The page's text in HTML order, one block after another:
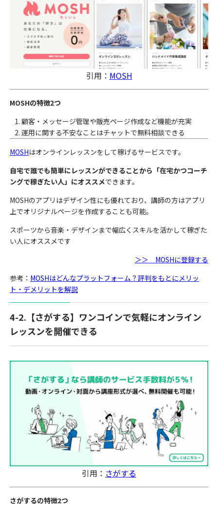
引用： MOSH
MOSHの特徴2つ
顧客・メッセージ管理や販売ページ作成など機能が充実
運用に関する不安なことはチャットで無料相談できる
MOSHはオンラインレッスンをして稼げるサービスです。
自宅で誰でも簡単にレッスンができることから「在宅かつコーチ
ングで稼ぎたい人」にオススメできます。
MOSHのアプリはデザイン性にも優れており、講師の方はアプリ
上でオリジナルページを作成することも可能。
スポーツから音楽・デザインまで幅広くスキルを活かして稼ぎた
い人にオススメです
＞＞ MOSHに登録する
参考 ： MOSHはどんなプラットフォーム？評判をもとにメリッ
ト・デメリットを解説
4-2.【さがする】ワンコインで気軽にオンライン
レッスンを開催できる
引用： さがする
さがするの特徴2つ